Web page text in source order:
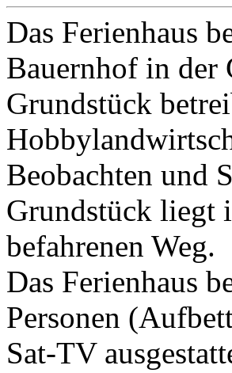
Das Ferienhaus
Bauernhof in der
Grundstück
Beobachten und
Grundstück liegt
befahrenen Weg.
Das Ferienhaus
Personen
Sat-TV